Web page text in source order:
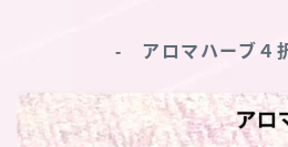
‐ アロマハーブ４